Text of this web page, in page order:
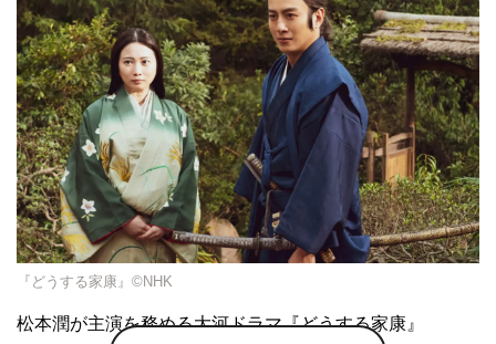
『どうする家康』©NHK
松本潤が主演を務める大河ドラマ『どうする家康』